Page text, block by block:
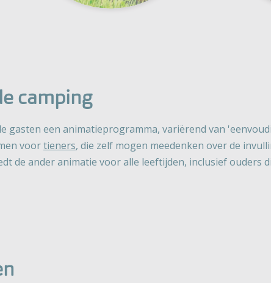
camping
gasten een animatieprogramma, variërend van
voortieners, die zelf mogen meedenken over de
de ander animatie voor alle leeftijden, inclusief ouders